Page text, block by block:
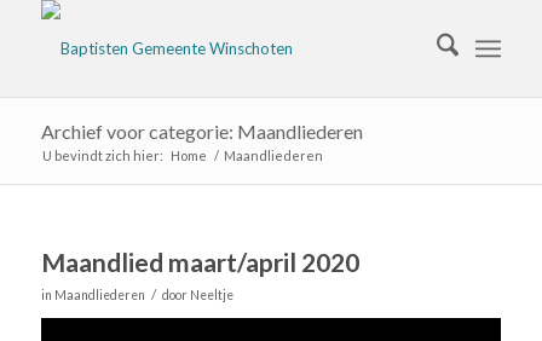
Archief voor categorie: Maandliederen
U bevindt zich hier: Home / Maandliederen
Maandlied maart/april 2020
in Maandliederen / door Neeltje